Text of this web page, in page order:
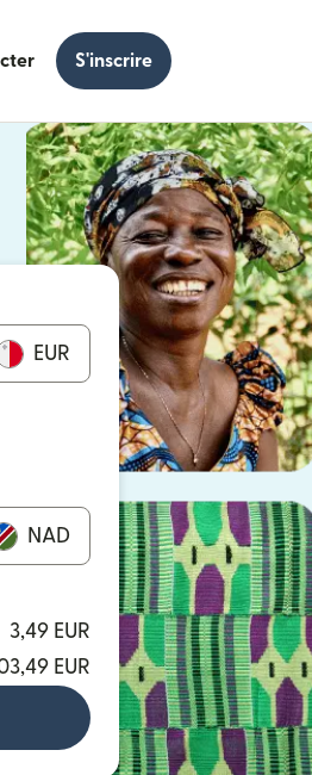
S'inscrire
EUR
NAD
3,49 EUR
EUR